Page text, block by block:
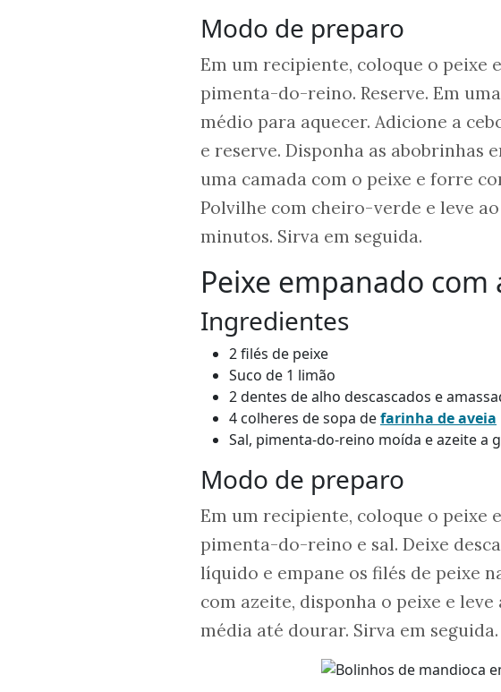
Modo de preparo
Em um recipiente, coloque o peixe
pimenta-do-reino. Reserve. Em
médio para aquecer. Adicione a
e reserve. Disponha as abobrinhas
uma camada com o peixe e forre
Polvilhe com cheiro-verde e leve
minutos. Sirva em seguida.
Peixe empanado com
Ingredientes
2 filés de peixe
Suco de 1 limão
2 dentes de alho descascados e
4 colheres de sopa defarinha de aveia
Sal, pimenta-do-reino moída e azeite a
Modo de preparo
Em um recipiente, coloque o peixe
pimenta-do-reino e sal. Deixe
líquido e empane os filés de peixe
com azeite, disponha o peixe e
média até dourar. Sirva em seguida.